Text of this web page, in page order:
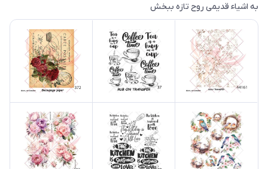
به اشیاء قدیمی روح تازه ببخش